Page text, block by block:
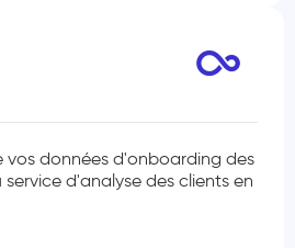
données d'onboarding des
d'analyse des clients en